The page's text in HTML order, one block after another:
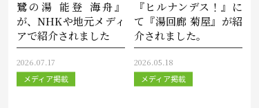
鷺の湯 能登 海舟』
が、NHKや地元メディ
アで紹介されました
2026.07.17
メディア掲載
『ヒルナンデス！』に
て『湯回廊 菊屋』が紹
介されました。
2026.05.18
メディア掲載